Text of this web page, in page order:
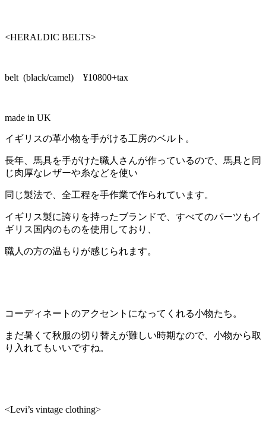
<HERALDIC BELTS>
belt (black/camel) ¥10800+tax
made in UK
イギリスの革小物を手がける工房のベルト。
長年、馬具を手がけた職人さんが作っているので、馬具と同
じ肉厚なレザーや糸などを使い
同じ製法で、全工程を手作業で作られています。
イギリス製に誇りを持ったブランドで、すべてのパーツもイ
ギリス国内のものを使用しており、
職人の方の温もりが感じられます。
コーディネートのアクセントになってくれる小物たち。
まだ暑くて秋服の切り替えが難しい時期なので、小物から取
り入れてもいいですね。
<Levi’s vintage clothing>